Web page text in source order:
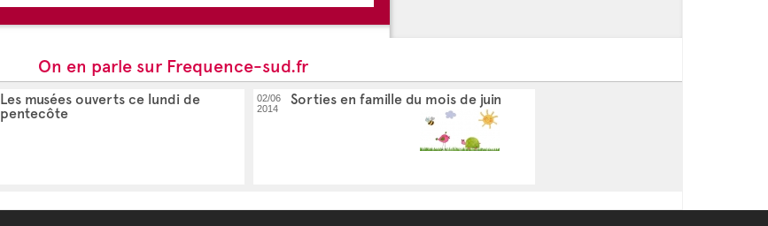
On en parle sur Frequence-sud.fr
Les musées ouverts ce lundi de
pentecôte
02/06
2014
Sorties en famille du mois de juin